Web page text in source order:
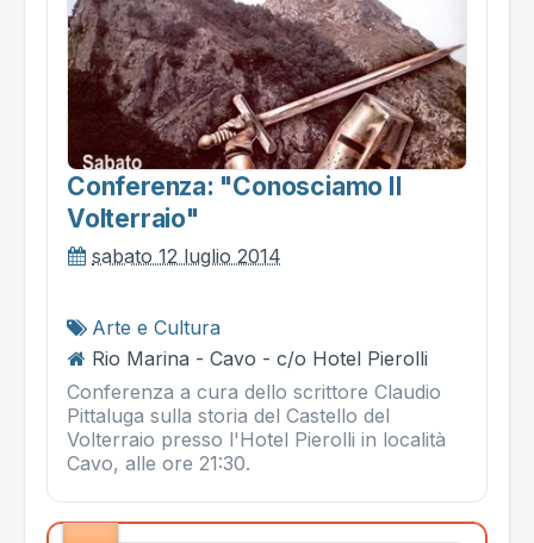
Conferenza: "conosciamo Il
Volterraio"
sabato 12 luglio 2014
Arte e Cultura
Rio Marina - Cavo - c/o Hotel Pierolli
Conferenza a cura dello scrittore Claudio
Pittaluga sulla storia del Castello del
Volterraio presso l'Hotel Pierolli in località
Cavo, alle ore 21:30.